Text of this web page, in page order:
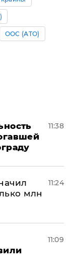
ООС (АТО)
11:38
млн
11:24
11:09